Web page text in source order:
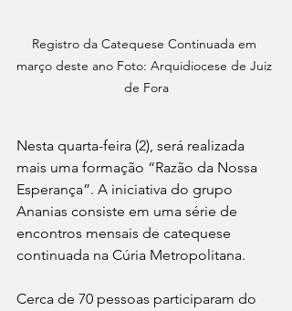
Registro da Catequese Continuada em
março deste ano Foto: Arquidiocese de Juiz
de Fora
Nesta quarta-feira (2), será realizada
mais uma formação “Razão da Nossa
Esperança”. A iniciativa do grupo
Ananias consiste em uma série de
encontros mensais de catequese
continuada na Cúria Metropolitana.
Cerca de 70 pessoas participaram do